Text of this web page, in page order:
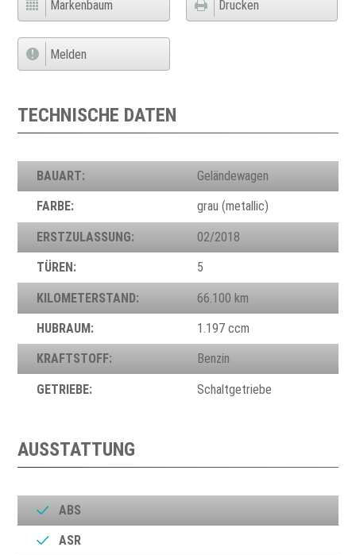
Markenbaum Drucken
Melden
TECHNISCHE DATEN
BAUART: Geländewagen
FARBE: grau (metallic)
ERSTZULASSUNG: 02/2018
TÜREN: 5
KILOMETERSTAND: 66.100 km
HUBRAUM: 1.197 ccm
KRAFTSTOFF: Benzin
GETRIEBE: Schaltgetriebe
AUSSTATTUNG
ABS
ASR